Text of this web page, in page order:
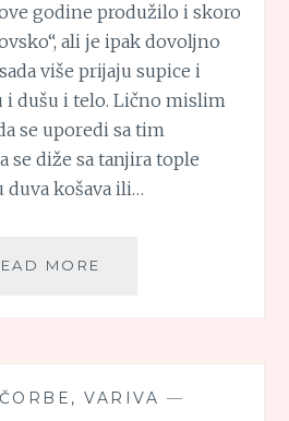
godine produžilo i skoro
ali je ipak dovoljno
više prijaju supice i
i dušu i telo. Lično mislim
se uporedi sa tim
se diže sa tanjira tople
duva košava ili…
MORE
VARIVA —